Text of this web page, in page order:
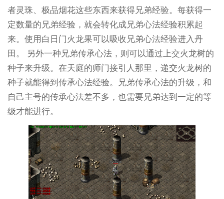
者灵珠、极品烟花这些东西来获得兄弟经验。每获得一
定数量的兄弟经验，就会转化成兄弟心法经验积累起
来。使用白日门火龙果可以吸收兄弟心法经验进入丹
田。 另外一种兄弟传承心法，则可以通过上交火龙树的
种子来升级。在天庭的师门接引人那里，递交火龙树的
种子就能得到传承心法经验。兄弟传承心法的升级，和
自己主号的传承心法差不多，也需要兄弟达到一定的等
级才能进行。